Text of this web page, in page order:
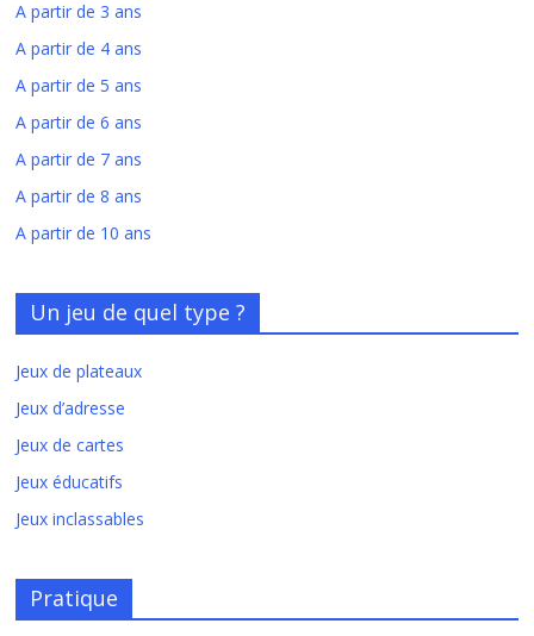
A partir de 3 ans
A partir de 4 ans
A partir de 5 ans
A partir de 6 ans
A partir de 7 ans
A partir de 8 ans
A partir de 10 ans
Un jeu de quel type ?
Jeux de plateaux
Jeux d’adresse
Jeux de cartes
Jeux éducatifs
Jeux inclassables
Pratique